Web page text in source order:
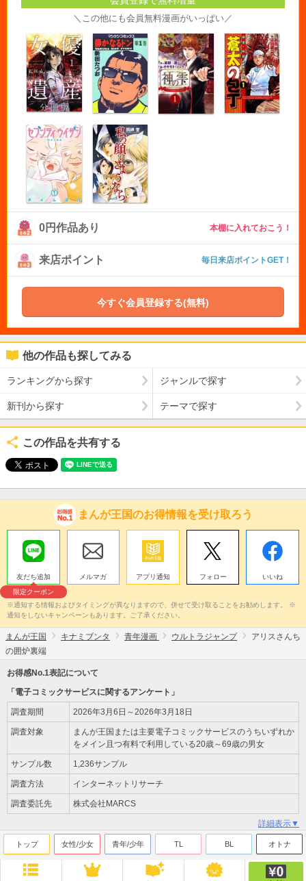
＼この他にも会員無料漫画がいっぱい／
0円作品あり 本棚に入れておこう！
来店ポイント 毎日来店ポイントGET！
今すぐ会員登録する(無料)
他の作品も探してみる
ランキングから探す ジャンルで探す
新刊から探す テーマで探す
この作品を共有する
まんが王国のお得情報を受け取ろう
友だち追加
限定クーポン
メルマガ アプリ通知 フォロー いいね
※通知する情報およびタイミングが異なりますので、併せて受け取ることをお勧めします。 ※
通知をしないキャンペーンもあります。ご了承ください。
まんが王国 キナミブンタ 青年漫画 ウルトラジャンプ
アリスさんち
の囲炉裏端
お得感No.1表記について
「電子コミックサービスに関するアンケート」
調査期間 2026年3月6日～2026年3月18日
調査対象
まんが王国または主要電子コミックサービスのうちいずれか
をメイン且つ有料で利用している20歳～69歳の男女
サンプル数 1,236サンプル
調査方法 インターネットリサーチ
調査委託先 株式会社MARCS
詳細表示▼
トップ 女性/少女 青年/少年 TL BL オトナ